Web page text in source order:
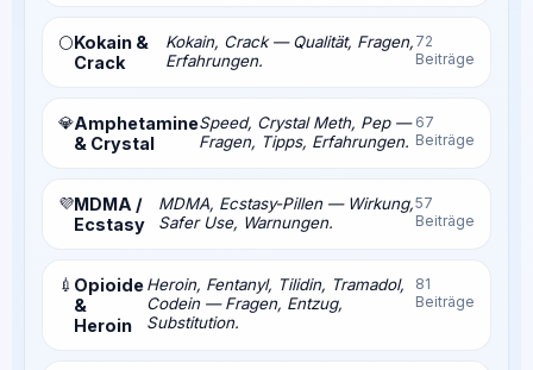
⚪Kokain &
Crack
Kokain, Crack — Qualität, Fragen,
Erfahrungen.
72
Beiträge
💎Amphetamine
& Crystal
Speed, Crystal Meth, Pep —
Fragen, Tipps, Erfahrungen.
67
Beiträge
💜MDMA /
Ecstasy
MDMA, Ecstasy-Pillen — Wirkung,
Safer Use, Warnungen.
57
Beiträge
💉 Opioide
&
Heroin
Heroin, Fentanyl, Tilidin, Tramadol,
Codein — Fragen, Entzug,
Substitution.
81
Beiträge